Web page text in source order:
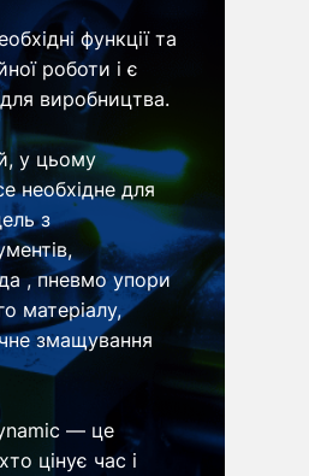
функції та
роботи і є
виробництва.
у цьому
необхідне для
з
, пневмо упори
матеріалу,
змащування
— це
цінує час і